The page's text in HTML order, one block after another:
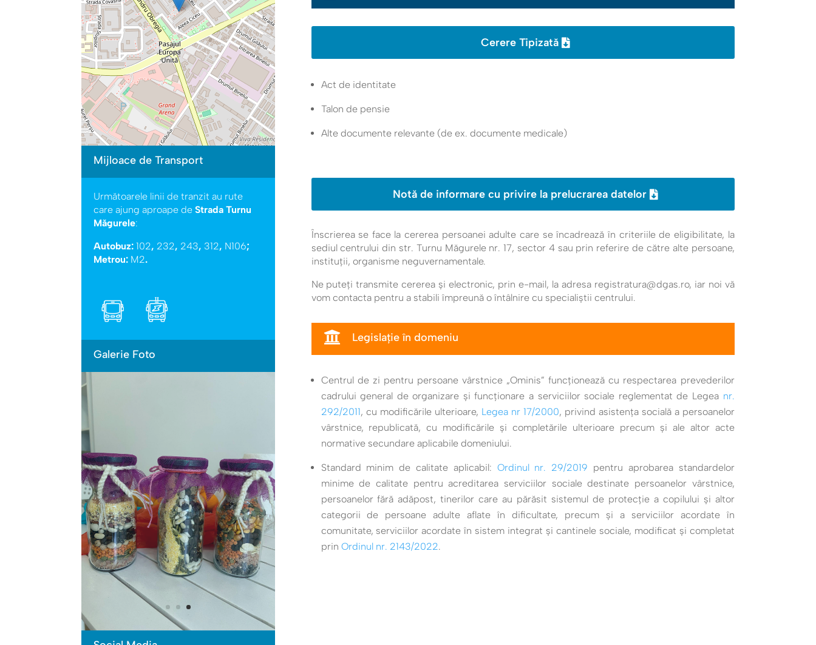
Mijloace de Transport
Următoarele linii de tranzit au rute
care ajung aproape deStrada Turnu
Măgurele:
Autobuz:102, 232, 243, 312, N106;
Metrou: M2.
Galerie Foto
Cerere Tipizată
Act de identitate
Talon de pensie
Alte documente relevante (de ex. documente medicale)
Notă de informare cu privire la prelucrarea datelor
Înscrierea se face la cererea persoanei adulte care se încadrează în criteriile de eligibilitate, la
sediul centrului din str. Turnu Măgurele nr. 17, sector 4 sau prin referire de către alte persoane,
instituții, organisme neguvernamentale.
Ne puteți transmite cererea și electronic, prin e-mail, la adresa registratura@dgas.ro, iar noi vă
vom contacta pentru a stabili împreună o întâlnire cu specialiștii centrului.
 Legislație în domeniu
Centrul de zi pentru persoane vârstnice „Ominis” funcţionează cu respectarea prevederilor
cadrului general de organizare şi funcţionare a serviciilor sociale reglementat de Legea nr.
292/2011, cu modificările ulterioare, Legea nr 17/2000, privind asistenţa socială a persoanelor
vârstnice, republicată, cu modificările şi completările ulterioare precum şi ale altor acte
normative secundare aplicabile domeniului.
Standard minim de calitate aplicabil: Ordinul nr. 29/2019 pentru aprobarea standardelor
minime de calitate pentru acreditarea serviciilor sociale destinate persoanelor vârstnice,
persoanelor fără adăpost, tinerilor care au părăsit sistemul de protecție a copilului și altor
categorii de persoane adulte aflate în dificultate, precum și a serviciilor acordate în
comunitate, serviciilor acordate în sistem integrat și cantinele sociale, modificat și completat
prin Ordinul nr. 2143/2022.